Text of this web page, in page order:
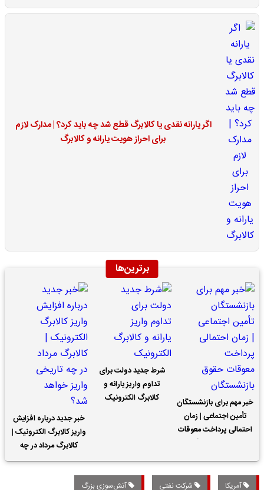
اگر یارانه نقدی یا کالابرگ قطع شد چه باید کرد؟ | مدارک لازم
برای احراز هویت یارانه و کالابرگ
برترین‌ها
خبر مهم برای بازنشستگان
تأمین اجتماعی | زمان
احتمالی پرداخت معوقات
شرط جدید دولت برای
تداوم واریز یارانه و
کالابرگ الکترونیک
خبر جدید درباره افزایش
واریز کالابرگ الکترونیک |
کالابرگ مرداد در چه
تاریخی واریز خواهد شد؟
آمریکا شرکت نفتی آتش‌سوزی بزرگ